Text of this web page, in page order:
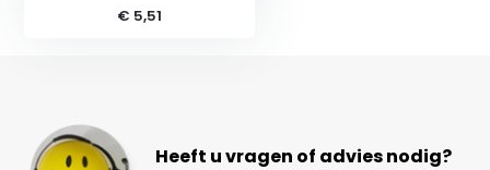
€ 5,51
Heeft u vragen of advies nodig?